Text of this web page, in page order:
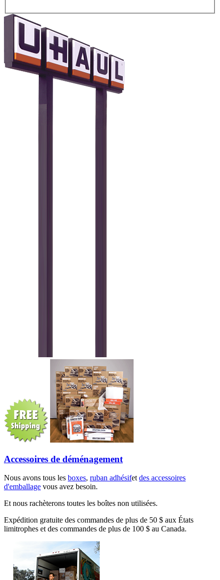
Accessoires de déménagement
Nous avons tous les boxes, ruban adhésifet des accessoires
d'emballage vous avez besoin.
Et nous rachèterons toutes les boîtes non utilisées.
Expédition gratuite des commandes de plus de 50 $ aux États
limitrophes et des commandes de plus de 100 $ au Canada.